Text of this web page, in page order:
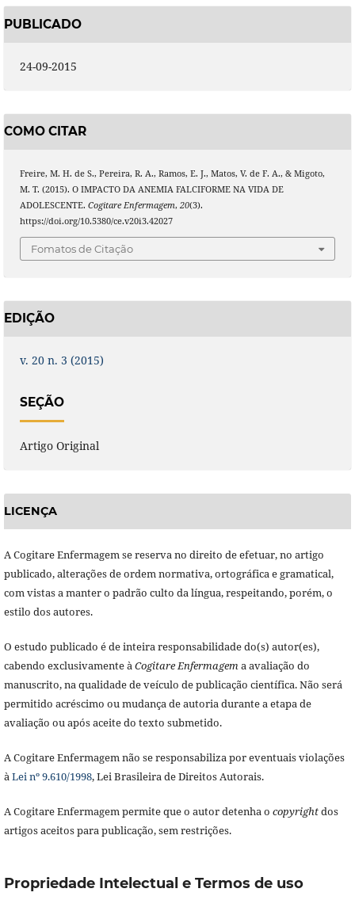
PUBLICADO
24-09-2015
COMO CITAR
Freire, M. H. de S., Pereira, R. A., Ramos, E. J., Matos, V. de F. A., & Migoto,
M. T. (2015). O IMPACTO DA ANEMIA FALCIFORME NA VIDA DE
ADOLESCENTE. Cogitare Enfermagem, 20(3).
https://doi.org/10.5380/ce.v20i3.42027
Fomatos de Citação
EDIÇÃO
v. 20 n. 3 (2015)
SEÇÃO
Artigo Original
LICENÇA
A Cogitare Enfermagem se reserva no direito de efetuar, no artigo
publicado, alterações de ordem normativa, ortográfica e gramatical,
com vistas a manter o padrão culto da língua, respeitando, porém, o
estilo dos autores.
O estudo publicado é de inteira responsabilidade do(s) autor(es),
cabendo exclusivamente àCogitare Enfermagema avaliação do
manuscrito, na qualidade de veículo de publicação científica. Não será
permitido acréscimo ou mudança de autoria durante a etapa de
avaliação ou após aceite do texto submetido.
A Cogitare Enfermagem não se responsabiliza por eventuais violações
àLei nº 9.610/1998, Lei Brasileira de Direitos Autorais.
A Cogitare Enfermagem permite que o autor detenha o copyrightdos
artigos aceitos para publicação, sem restrições.
Propriedade Intelectual e Termos de uso